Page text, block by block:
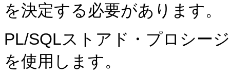
を決定する必要があります。
PL/SQLストアド・プロシー
を使用します。